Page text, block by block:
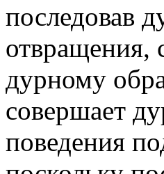
последовав
отвращения,
дурному
совершает
поведения